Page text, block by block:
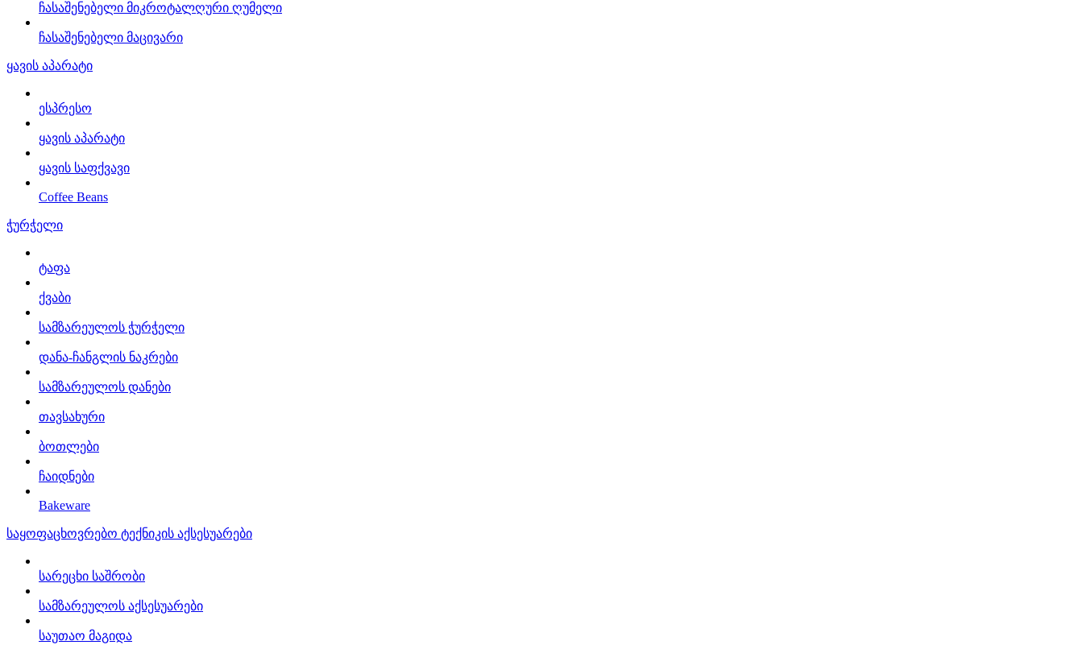
ჩასაშენებელი მიკროტალღური ღუმელი
ჩასაშენებელი მაცივარი
ყავის აპარატი
ესპრესო
ყავის აპარატი
ყავის საფქვავი
Coffee Beans
ჭურჭელი
ტაფა
ქვაბი
სამზარეულოს ჭურჭელი
დანა-ჩანგლის ნაკრები
სამზარეულოს დანები
თავსახური
ბოთლები
ჩაიდნები
Bakeware
საყოფაცხოვრებო ტექნიკის აქსესუარები
სარეცხი საშრობი
სამზარეულოს აქსესუარები
საუთაო მაგიდა